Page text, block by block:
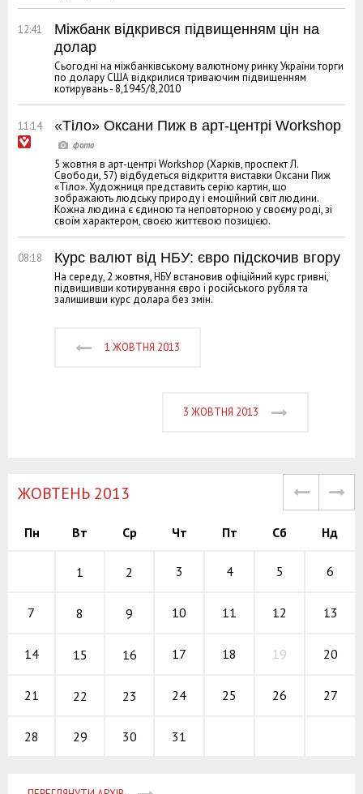
12:41
Міжбанк відкрився підвищенням цін на
долар
Сьогодні на міжбанківському валютному ринку України торги
по долару США відкрилися триваючим підвищенням
котирувань - 8,1945/8,2010
11:14 «Тіло» Оксани Пиж в арт-центрі Workshop
5 жовтня в арт-центрі Workshop (Харків, проспект Л.
Свободи, 57) відбудеться відкриття виставки Оксани Пиж
«Тіло». Художниця представить серію картин, що
зображають людську природу і емоційний світ людини.
Кожна людина є єдиною та неповторною у своєму роді, зі
своїм характером, своєю життєвою позицією.
08:18 Курс валют від НБУ: євро підскочив вгору
На середу, 2 жовтня, НБУ встановив офіційний курс гривні,
підвищивши котирування євро і російського рубля та
залишивши курс долара без змін.
1 ЖОВТНЯ 2013
3 ЖОВТНЯ 2013
ЖОВТЕНЬ 2013
Пн Вт Ср Чт Пт Сб Нд
1 2 3 4 5 6
7 8 9 10 11 12 13
14 15 16 17 18 19 20
21 22 23 24 25 26 27
28 29 30 31